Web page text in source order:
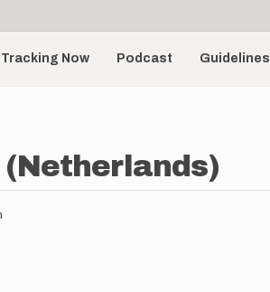
Tracking Now Podcast Guidelines